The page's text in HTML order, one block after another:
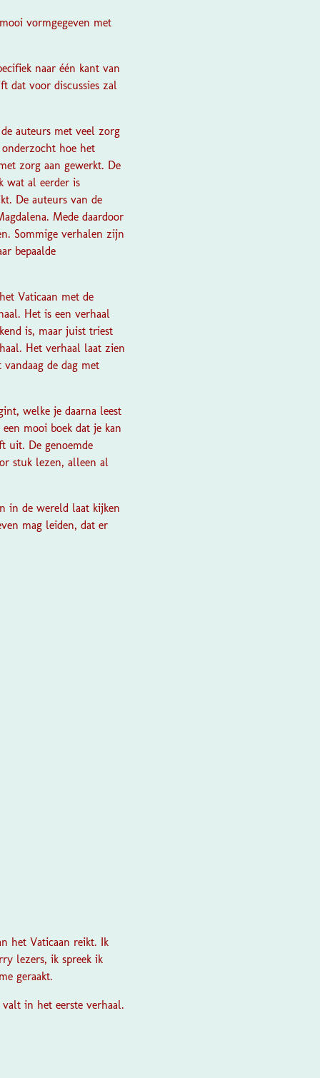
vormgegeven met
naar één kant van
dat voor discussies zal
auteurs met veel zorg
hoe het
zorg aan gewerkt. De
wat al eerder is
De auteurs van de
Mede daardoor
Sommige verhalen zijn
bepaalde
Vaticaan met de
Het is een verhaal
is, maar juist triest
Het verhaal laat zien
de dag met
welke je daarna leest
mooi boek dat je kan
uit. De genoemde
stuk lezen, alleen al
in de wereld laat kijken
mag leiden, dat er
het Vaticaan reikt. Ik
lezers, ik spreek ik
geraakt.
in het eerste verhaal.